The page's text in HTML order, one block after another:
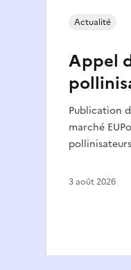
Appel
Publication
marché
Actualité
3 août 2026